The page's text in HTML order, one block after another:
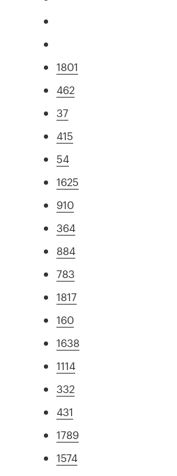
1801
462
37
415
54
1625
910
364
884
783
1817
160
1638
1114
332
431
1789
1574